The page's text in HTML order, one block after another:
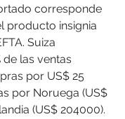
corresponde
producto insignia
Suiza
de las ventas
por US$ 25
por Noruega (US$
(US$ 204000).